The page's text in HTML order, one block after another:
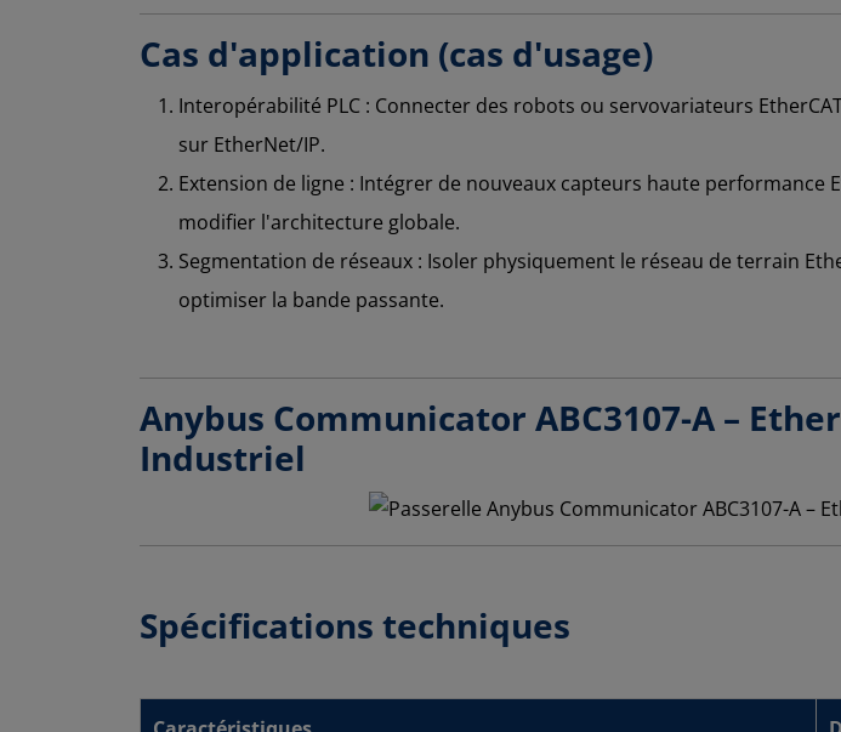
Cas d'application (cas d'usage)
Interopérabilité PLC : Connecter des robots ou servovariateurs
sur EtherNet/IP.
Extension de ligne : Intégrer de nouveaux capteurs haute
modifier l'architecture globale.
Segmentation de réseaux : Isoler physiquement le réseau de terrain
optimiser la bande passante.
Anybus Communicator ABC3107-A –
Industriel
Spécifications techniques